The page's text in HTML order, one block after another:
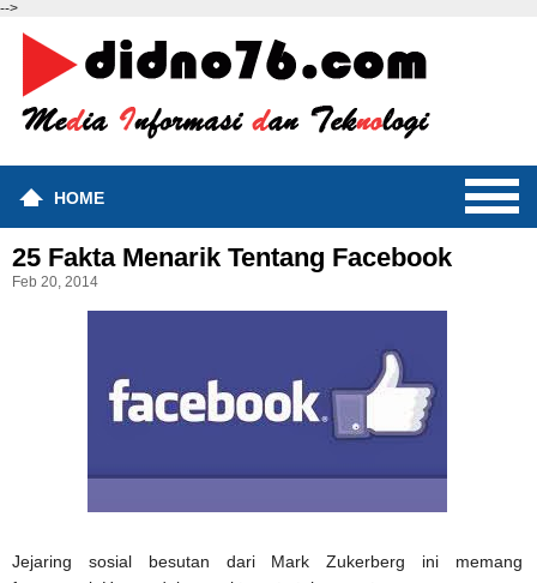
-->
HOME
25 Fakta Menarik Tentang Facebook
Feb 20, 2014
Jejaring sosial besutan dari Mark Zukerberg ini memang